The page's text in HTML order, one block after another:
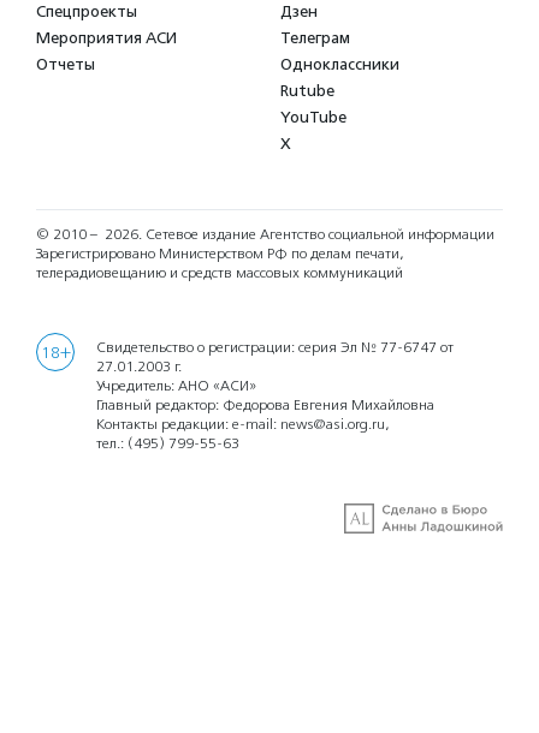
Спецпроекты
Мероприятия АСИ
Отчеты
Дзен
Телеграм
Одноклассники
Rutube
YouTube
X
© 2010 – 2026. Сетевое издание Агентство социальной информации
Зарегистрировано Министерством РФ по делам печати,
телерадиовещанию и средств массовых коммуникаций
18+
Свидетельство о регистрации: серия Эл № 77-6747 от
27.01.2003 г.
Учредитель: АНО «АСИ»
Главный редактор: Федорова Евгения Михайловна
Контакты редакции: e-mail: news@asi.org.ru,
тел.: (495) 799-55-63